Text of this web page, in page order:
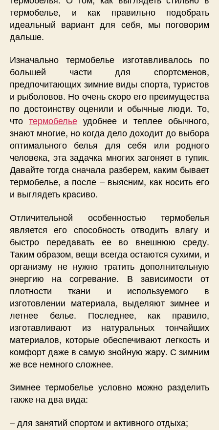
термобелье, и как правильно подобрать
идеальный вариант для себя, мы поговорим
дальше.
Изначально термобелье изготавливалось по
большей части для спортсменов,
предпочитающих зимние виды спорта, туристов
и рыболовов. Но очень скоро его преимущества
по достоинству оценили и обычные люди. То,
что термобелье удобнее и теплее обычного,
знают многие, но когда дело доходит до выбора
оптимального белья для себя или родного
человека, эта задачка многих загоняет в тупик.
Давайте тогда сначала разберем, каким бывает
термобелье, а после – выясним, как носить его
и выглядеть красиво.
Отличительной особенностью термобелья
является его способность отводить влагу и
быстро передавать ее во внешнюю среду.
Таким образом, вещи всегда остаются сухими, и
организму не нужно тратить дополнительную
энергию на согревание. В зависимости от
плотности ткани и используемого в
изготовлении материала, выделяют зимнее и
летнее белье. Последнее, как правило,
изготавливают из натуральных тончайших
материалов, которые обеспечивают легкость и
комфорт даже в самую знойную жару. С зимним
же все немного сложнее.
Зимнее термобелье условно можно разделить
также на два вида:
– для занятий спортом и активного отдыха;